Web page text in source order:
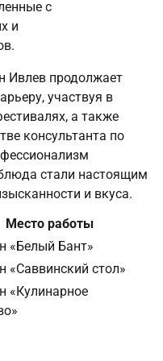
с
и
Ивлев продолжает
участвуя в
а также
консультанта по
стали настоящим
и вкуса.
Место работы
«Белый Бант»
«Саввинский стол»
«Кулинарное